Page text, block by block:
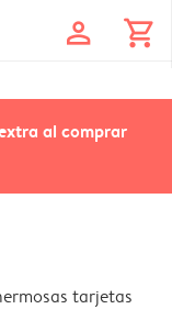
profile shopping_cart
al comprar
tarjetas